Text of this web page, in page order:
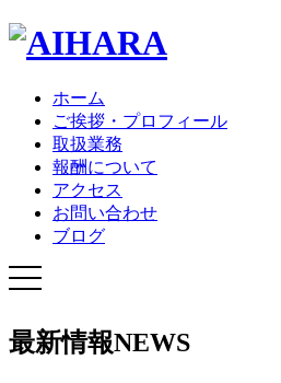
ホーム
ご挨拶・プロフィール
取扱業務
報酬について
アクセス
お問い合わせ
ブログ
最新情報NEWS